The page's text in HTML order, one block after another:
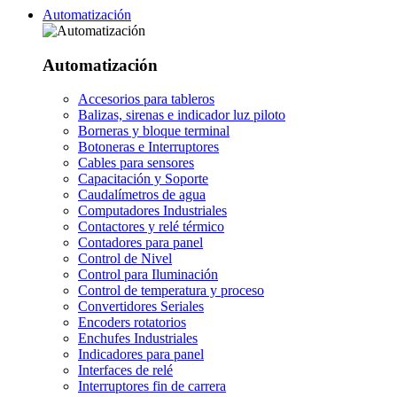
Automatización
Automatización
Accesorios para tableros
Balizas, sirenas e indicador luz piloto
Borneras y bloque terminal
Botoneras e Interruptores
Cables para sensores
Capacitación y Soporte
Caudalímetros de agua
Computadores Industriales
Contactores y relé térmico
Contadores para panel
Control de Nivel
Control para Iluminación
Control de temperatura y proceso
Convertidores Seriales
Encoders rotatorios
Enchufes Industriales
Indicadores para panel
Interfaces de relé
Interruptores fin de carrera